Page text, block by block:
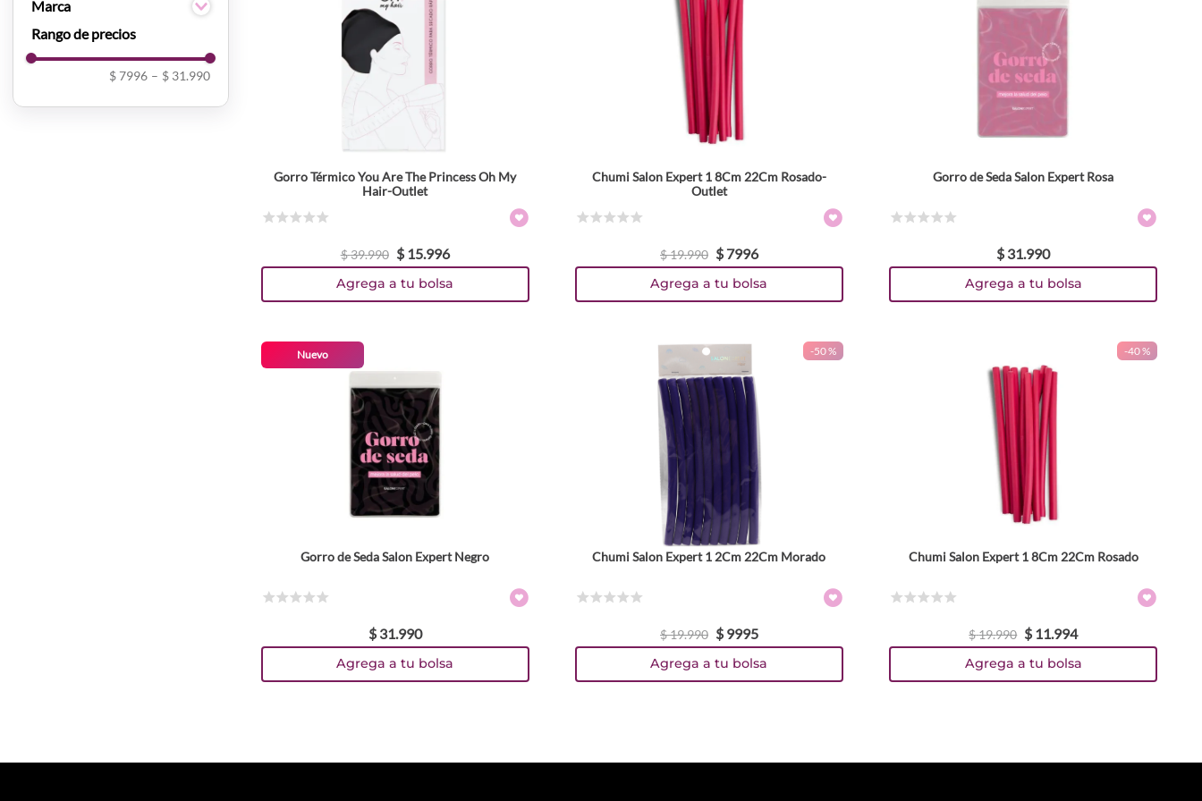
Marca
Salon Expert
$ 7996 – $ 31.990
Gorro Térmico You Are The Princess Oh My
Hair-Outlet
$39.990 $ 15.996
Agrega a tu bolsa
Chumi Salon Expert 1 8Cm 22Cm Rosado-
Outlet
$19.990 $ 7996
Agrega a tu bolsa
Gorro de Seda Salon Expert Rosa
$ 31.990
Agrega a tu bolsa
Nuevo
Gorro de Seda Salon Expert Negro
$ 31.990
Agrega a tu bolsa
-50 %
Chumi Salon Expert 1 2Cm 22Cm Morado
$19.990 $ 9995
Agrega a tu bolsa
-40 %
Chumi Salon Expert 1 8Cm 22Cm Rosado
$19.990 $ 11.994
Agrega a tu bolsa